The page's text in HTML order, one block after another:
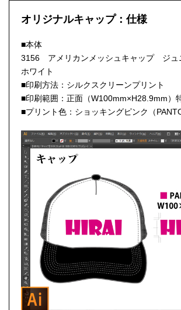
オリジナルキャップ：仕様
■本体
3156 アメリカンメッシュキャップ ジ
ホワイト
■印刷方法：シルクスクリーンプリント
■印刷範囲：正面（W100mm×H28.9mm）
■プリント色：ショッキングピンク（